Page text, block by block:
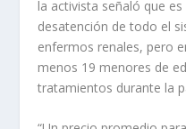
la activista señaló que
desatención de todo el
enfermos renales, pero
menos 19 menores de
tratamientos durante la